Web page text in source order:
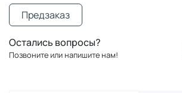
Предзаказ
Остались вопросы?
Позвоните или напишите нам!